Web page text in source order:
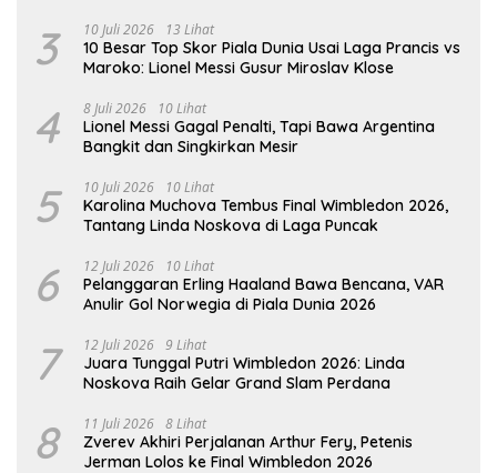
3 10 Juli 2026 13 Lihat
10 Besar Top Skor Piala Dunia Usai Laga Prancis vs
Maroko: Lionel Messi Gusur Miroslav Klose
4 8 Juli 2026 10 Lihat
Lionel Messi Gagal Penalti, Tapi Bawa Argentina
Bangkit dan Singkirkan Mesir
5 10 Juli 2026 10 Lihat
Karolina Muchova Tembus Final Wimbledon 2026,
Tantang Linda Noskova di Laga Puncak
6 12 Juli 2026 10 Lihat
Pelanggaran Erling Haaland Bawa Bencana, VAR
Anulir Gol Norwegia di Piala Dunia 2026
7 12 Juli 2026 9 Lihat
Juara Tunggal Putri Wimbledon 2026: Linda
Noskova Raih Gelar Grand Slam Perdana
8 11 Juli 2026 8 Lihat
Zverev Akhiri Perjalanan Arthur Fery, Petenis
Jerman Lolos ke Final Wimbledon 2026